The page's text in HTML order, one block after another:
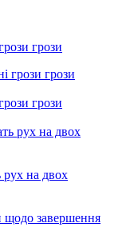
грози
грози
рух на двох